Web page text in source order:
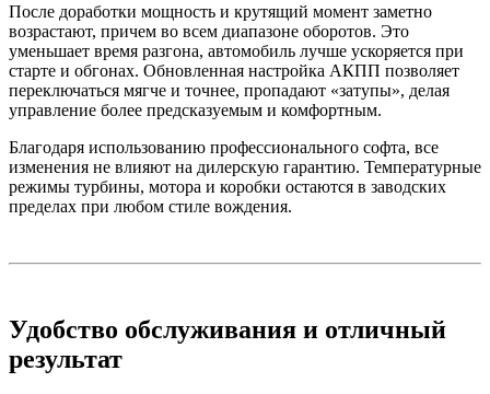
После доработки мощность и крутящий момент заметно
возрастают, причем во всем диапазоне оборотов. Это
уменьшает время разгона, автомобиль лучше ускоряется при
старте и обгонах. Обновленная настройка АКПП позволяет
переключаться мягче и точнее, пропадают «затупы», делая
управление более предсказуемым и комфортным.
Благодаря использованию профессионального софта, все
изменения не влияют на дилерскую гарантию. Температурные
режимы турбины, мотора и коробки остаются в заводских
пределах при любом стиле вождения.
Удобство обслуживания и отличный
результат